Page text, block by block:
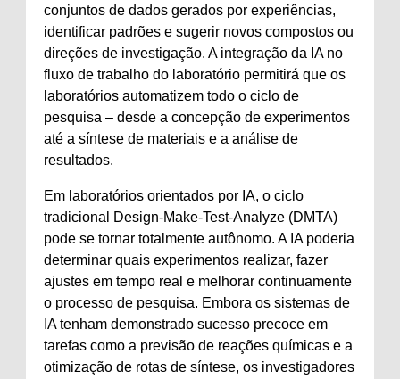
conjuntos de dados gerados por experiências,
identificar padrões e sugerir novos compostos ou
direções de investigação. A integração da IA ​​no
fluxo de trabalho do laboratório permitirá que os
laboratórios automatizem todo o ciclo de
pesquisa – desde a concepção de experimentos
até a síntese de materiais e a análise de
resultados.
Em laboratórios orientados por IA, o ciclo
tradicional Design-Make-Test-Analyze (DMTA)
pode se tornar totalmente autônomo. A IA poderia
determinar quais experimentos realizar, fazer
ajustes em tempo real e melhorar continuamente
o processo de pesquisa. Embora os sistemas de
IA tenham demonstrado sucesso precoce em
tarefas como a previsão de reações químicas e a
otimização de rotas de síntese, os investigadores